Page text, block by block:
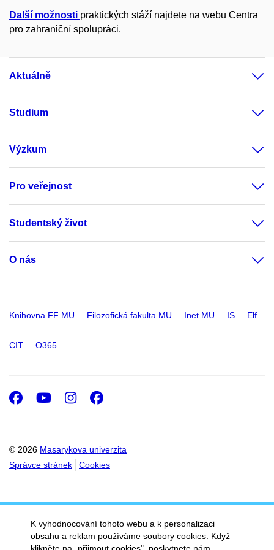
Další možnosti praktických stáží najdete na webu Centra
pro zahraniční spolupráci.
Aktuálně
Studium
Výzkum
Pro veřejnost
Studentský život
O nás
Knihovna FF MU Filozofická fakulta MU Inet MU IS Elf
CIT O365
© 2026 Masarykova univerzita
Správce stránek
Cookies
Facebook
Youtube
Instagram
Facebook
K vyhodnocování tohoto webu a k personalizaci
obsahu a reklam používáme soubory cookies. Když